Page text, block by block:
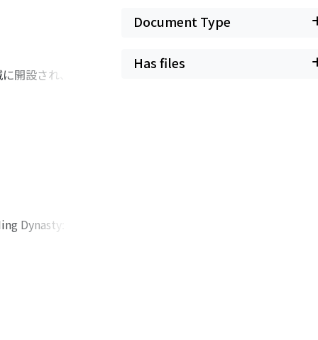
開設され、一〇
されてきた。本
体制および運営
化移植から植民
援基盤を築くこ
Dynasty: Their
authorization
been published.
second, assess
materials;
and Ming-
Document Type
Has files